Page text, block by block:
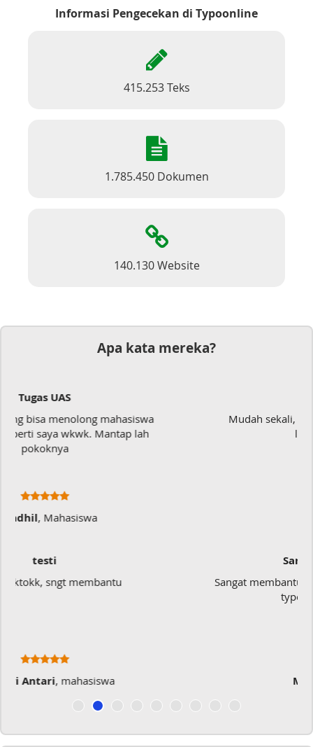
Informasi Pengecekan di Typoonline
415.253 Teks
1.785.450 Dokumen
140.130 Website
Apa kata mereka?
Mudah sekali, tinggal kirim dokumennya
langsung jadi
Sangat membantu buat type saya yang banyak